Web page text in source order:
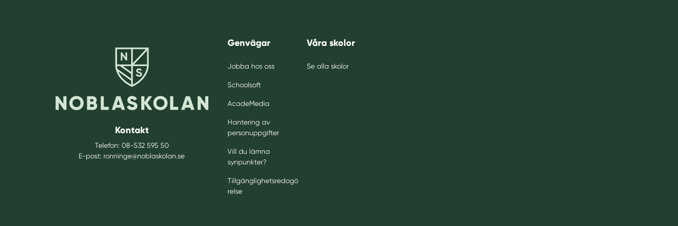
Kontakt
Telefon: 08-532 595 50
E-post: ronninge@noblaskolan.se
Genvägar
Jobba hos oss
Schoolsoft
AcadeMedia
Hantering av
personuppgifter
Vill du lämna
synpunkter?
Tillgänglighetsredogö
relse
Våra skolor
Se alla skolor